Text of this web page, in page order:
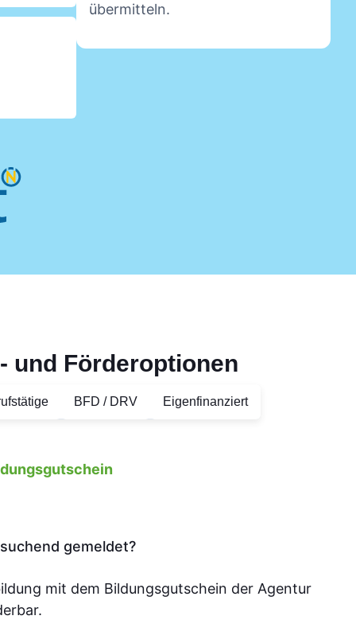
übermitteln.
und Förderoptionen
BFD / DRV Eigenfinanziert
gemeldet?
mit dem Bildungsgutschein der Agentur